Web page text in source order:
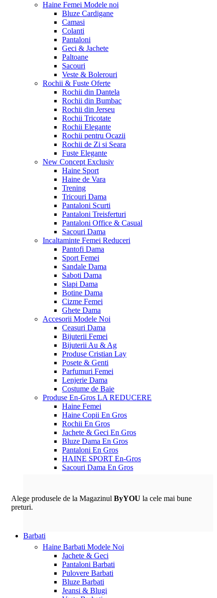
Haine Femei Modele noi
Bluze Cardigane
Camasi
Colanti
Pantaloni
Geci & Jachete
Paltoane
Sacouri
Veste & Bolerouri
Rochii & Fuste Oferte
Rochii din Dantela
Rochii din Bumbac
Rochii din Jerseu
Rochii Tricotate
Rochii Elegante
Rochii pentru Ocazii
Rochii de Zi si Seara
Fuste Elegante
New Concept Exclusiv
Haine Sport
Haine de Vara
Trening
Tricouri Dama
Pantaloni Scurti
Pantaloni Treisferturi
Pantaloni Office & Casual
Sacouri Dama
Incaltaminte Femei Reduceri
Pantofi Dama
Sport Femei
Sandale Dama
Saboti Dama
Slapi Dama
Botine Dama
Cizme Femei
Ghete Dama
Accesorii Modele Noi
Ceasuri Dama
Bijuterii Femei
Bijuterii Au & Ag
Produse Cristian Lay
Posete & Genti
Parfumuri Femei
Lenjerie Dama
Costume de Baie
Produse En-Gros LA REDUCERE
Haine Femei
Haine Copii En Gros
Rochii En Gros
Jachete & Geci En Gros
Bluze Dama En Gros
Pantaloni En Gros
HAINE SPORT En-Gros
Sacouri Dama En Gros
Alege produsele de la Magazinul ByYOU la cele mai bune
preturi.
Barbati
Haine Barbati Modele Noi
Jachete & Geci
Pantaloni Barbati
Pulovere Barbati
Bluze Barbati
Jeansi & Blugi